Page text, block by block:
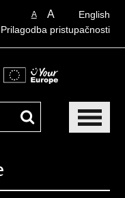
English
A A
Prilagodba pristupačnosti